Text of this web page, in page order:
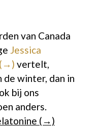
van Canada
Jessica
(→) vertelt,
de winter, dan in
bij ons
anders.
(→)